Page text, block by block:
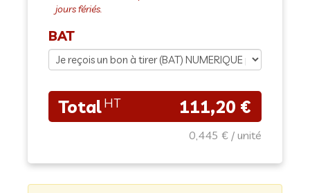
BAT
111,20 €
0,445 €